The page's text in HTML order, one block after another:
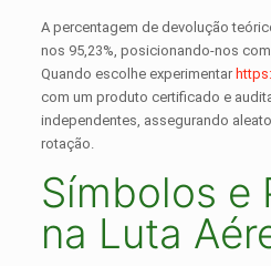
A percentagem de devolução
nos 95,23%, posicionando-nos
Quando escolhe experimentar
com um produto certificado e
independentes, assegurando
rotação.
Símbolos e
na Luta